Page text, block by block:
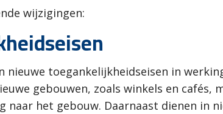
wijzigingen:
nieuwe toegankelijkheidseisen in
gebouwen, zoals winkels en
naar het gebouw. Daarnaast dienen